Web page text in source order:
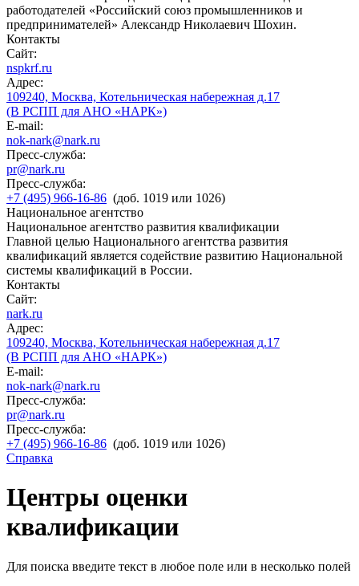
работодателей «Российский союз промышленников и
предпринимателей» Александр Николаевич Шохин.
Контакты
Сайт:
nspkrf.ru
Адрес:
109240, Москва, Котельническая набережная д.17
(В РСПП для АНО «НАРК»)
E-mail:
nok-nark@nark.ru
Пресс-служба:
pr@nark.ru
Пресс-служба:
+7 (495) 966-16-86 (доб. 1019 или 1026)
Национальное агентство
Национальное агентство развития квалификации
Главной целью Национального агентства развития
квалификаций является содействие развитию Национальной
системы квалификаций в России.
Контакты
Сайт:
nark.ru
Адрес:
109240, Москва, Котельническая набережная д.17
(В РСПП для АНО «НАРК»)
E-mail:
nok-nark@nark.ru
Пресс-служба:
pr@nark.ru
Пресс-служба:
+7 (495) 966-16-86 (доб. 1019 или 1026)
Справка
Центры оценки
квалификации
Для поиска введите текст в любое поле или в несколько полей